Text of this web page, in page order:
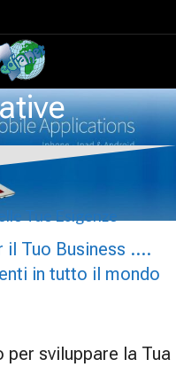
Tue Esigenze
il Tuo Business ....
in tutto il mondo
sviluppare la Tua